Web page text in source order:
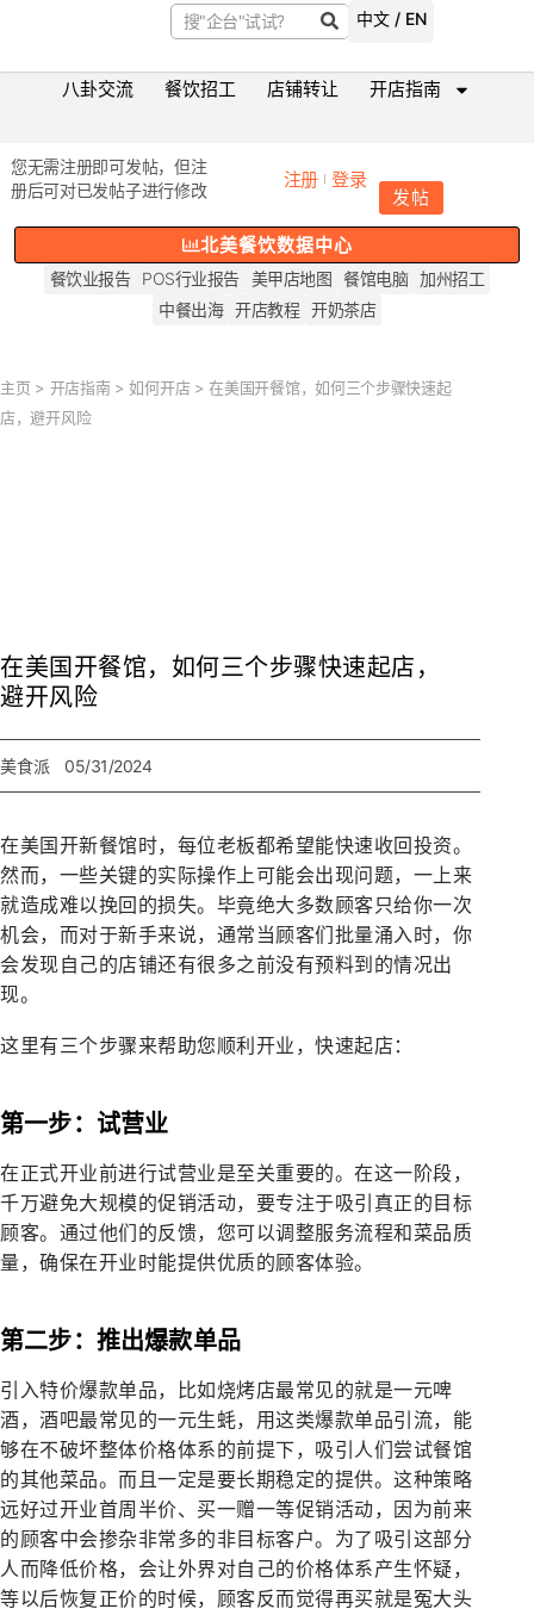
中文 / EN
八卦交流 餐饮招工 店铺转让 开店指南
您无需注册即可发帖，但注
册后可对已发帖子进行修改
注册 登录
发帖
北美餐饮数据中心
餐饮业报告 POS行业报告 美甲店地图 餐馆电脑
加州招工
中餐出海 开店教程 开奶茶店
主页 > 开店指南 >如何开店>在美国开餐馆，如何三个步骤快速起
店，避开风险
在美国开餐馆，如何三个步骤快速起店，
避开风险
美食派 05/31/2024
在美国开新餐馆时，每位老板都希望能快速收回投资。
然而，一些关键的实际操作上可能会出现问题，一上来
就造成难以挽回的损失。毕竟绝大多数顾客只给你一次
机会，而对于新手来说，通常当顾客们批量涌入时，你
会发现自己的店铺还有很多之前没有预料到的情况出
现。
这里有三个步骤来帮助您顺利开业，快速起店：
第一步：试营业
在正式开业前进行试营业是至关重要的。在这一阶段，
千万避免大规模的促销活动，要专注于吸引真正的目标
顾客。通过他们的反馈，您可以调整服务流程和菜品质
量，确保在开业时能提供优质的顾客体验。
第二步：推出爆款单品
引入特价爆款单品，比如烧烤店最常见的就是一元啤
酒，酒吧最常见的一元生蚝，用这类爆款单品引流，能
够在不破坏整体价格体系的前提下，吸引人们尝试餐馆
的其他菜品。而且一定是要长期稳定的提供。这种策略
远好过开业首周半价、买一赠一等促销活动，因为前来
的顾客中会掺杂非常多的非目标客户。为了吸引这部分
人而降低价格，会让外界对自己的价格体系产生怀疑，
等以后恢复正价的时候，顾客反而觉得再买就是冤大头